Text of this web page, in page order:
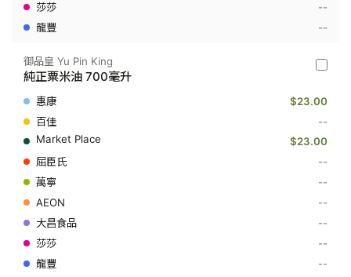
升--
--
御
皇
Yu
Pin
-
粟
油
700
升
御品皇 Yu Pin King
純正粟米油 700毫升
$23.00
--
$23.00
--
--
--
--
--
--